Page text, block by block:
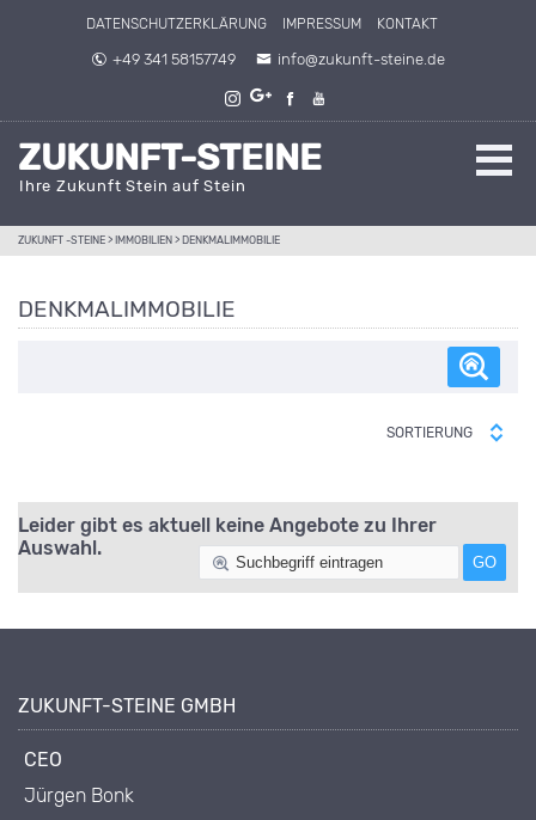
Direkt zum Inhalt springen
DATENSCHUTZERKLÄRUNG IMPRESSUM KONTAKT
+49 341 58157749 info@zukunft-steine.de
ZUKUNFT-STEINE
Ihre Zukunft Stein auf Stein
ZUKUNFT -STEINE > IMMOBILIEN > DENKMALIMMOBILIE
DENKMALIMMOBILIE
SORTIERUNG
Leider gibt es aktuell keine Angebote zu Ihrer
Auswahl.
ZUKUNFT-STEINE GMBH
CEO
Jürgen Bonk